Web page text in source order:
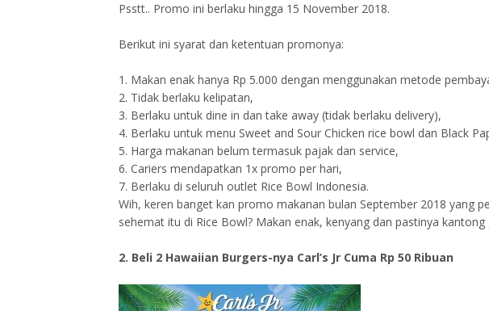
Psstt.. Promo ini berlaku hingga 15 November 2018.
Berikut ini syarat dan ketentuan promonya:
1. Makan enak hanya Rp 5.000 dengan menggunakan metode
2. Tidak berlaku kelipatan,
3. Berlaku untuk dine in dan take away (tidak berlaku delivery),
4. Berlaku untuk menu Sweet and Sour Chicken rice bowl dan Black
5. Harga makanan belum termasuk pajak dan service,
6. Cariers mendapatkan 1x promo per hari,
7. Berlaku di seluruh outlet Rice Bowl Indonesia.
Wih, keren banget kan promo makanan bulan September 2018 yang
sehemat itu di Rice Bowl? Makan enak, kenyang dan pastinya
2. Beli 2 Hawaiian Burgers-nya Carl’s Jr Cuma Rp 50 Ribuan